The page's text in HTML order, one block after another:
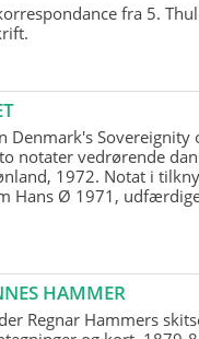
fra 5.
Denmark's Sovereignity
notater vedrørende
1972. Notat i
Hans Ø 1971,
HAMMER
Regnar Hammers